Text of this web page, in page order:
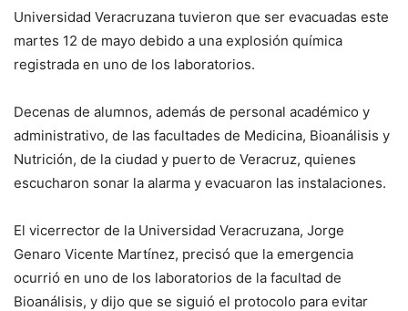
Universidad Veracruzana tuvieron que ser evacuadas este
martes 12 de mayo debido a una explosión química
registrada en uno de los laboratorios.
Decenas de alumnos, además de personal académico y
administrativo, de las facultades de Medicina, Bioanálisis y
Nutrición, de la ciudad y puerto de Veracruz, quienes
escucharon sonar la alarma y evacuaron las instalaciones.
El vicerrector de la Universidad Veracruzana, Jorge
Genaro Vicente Martínez, precisó que la emergencia
ocurrió en uno de los laboratorios de la facultad de
Bioanálisis, y dijo que se siguió el protocolo para evitar